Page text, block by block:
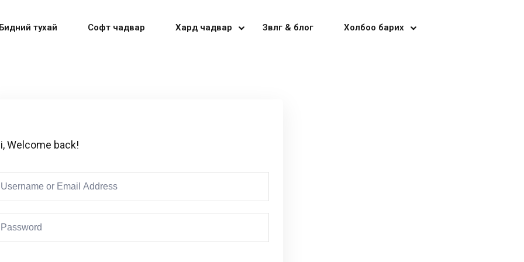
тухай Софт чадвар Хард чадвар Зөвлөгөө & блог Холбоо барих
Welcome back!
Don’t have an account?Sign up